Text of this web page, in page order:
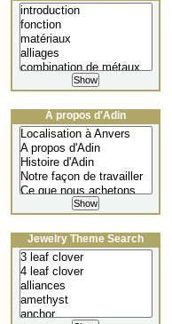
À propos d'Adin
Jewelry Theme Search